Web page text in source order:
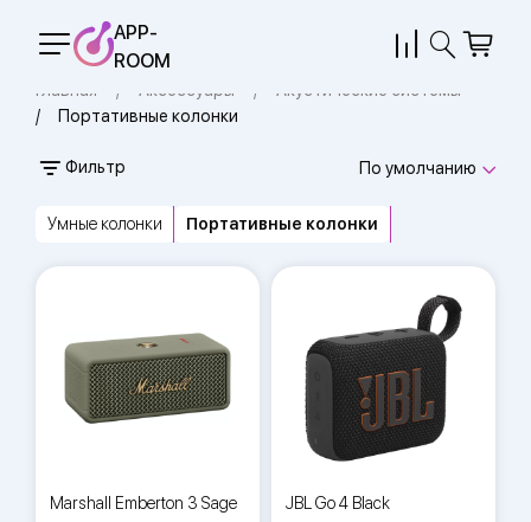
APP-
ROOM
Главная Аксессуары
Акустические системы
Портативные колонки
Умные колонки Портативные колонки
Фильтр По умолчанию
Marshall Emberton 3 Sage JBL Go 4 Black